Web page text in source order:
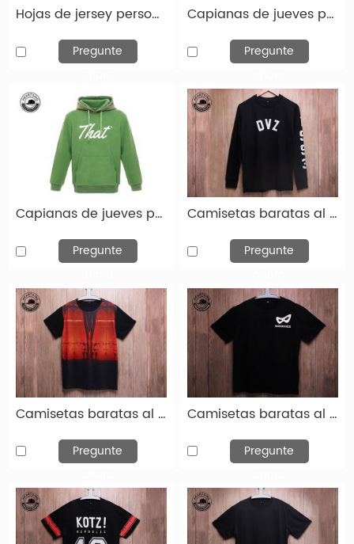
Hojas de jersey personalizadas Fashion personalizada con hojas de hojas de impresión gris claro-HD003
Pregunte
Capianas de jueves personalizadas Fashion Fashion Grey Print Hoody-HD002
Pregunte
Capianas de jueves personalizadas Fashion Fashion personalizada con hojas de homenadía hd001
Pregunte
Camisetas baratas al por mayor moda de algodón negro Tampón de estampado de algodón THSH015
Pregunte
Camisetas baratas al por mayor Fashion Fashion Red Black Cotton Tampion THISH-TSH014
Pregunte
Camisetas baratas al por mayor moda de algodón negro Tampón de estampado de algodón THSH013
Pregunte